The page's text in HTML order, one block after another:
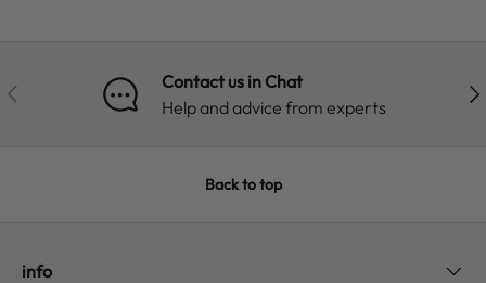
PREVIOUS
Contact us in Chat
Help and advice from experts
Back to top
info